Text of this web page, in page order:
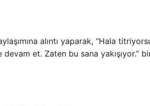
alıntı yaparak, “Hala
et. Zaten bu sana yakışıyor.”